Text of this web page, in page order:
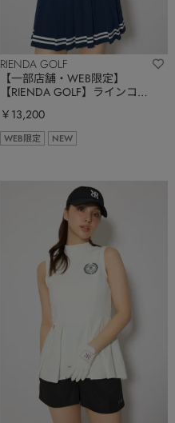
RIENDA GOLF
【一部店舗・WEB限定】
【RIENDA GOLF】ラインコン
￥13,200
WEB限定 NEW